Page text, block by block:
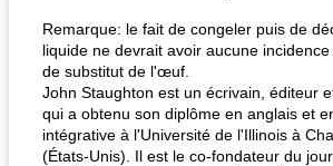
Remarque: le fait de congeler puis de
liquide ne devrait avoir aucune
de substitut de l'œuf.
John Staughton est un écrivain, éditeur
qui a obtenu son diplôme en anglais et
intégrative à l'Université de l'Illinois à
(États-Unis). Il est le co-fondateur du